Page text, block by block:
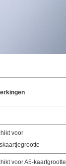
voor
voor A5-kaartgrootte